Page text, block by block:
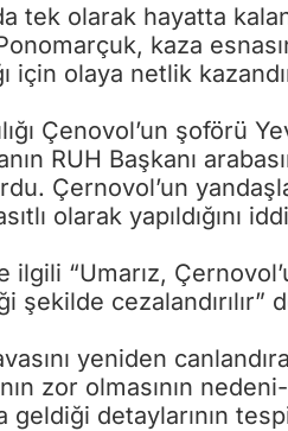
tek olarak hayatta
kaza
için olaya netlik
Çenovol’un şoförü
RUH Başkanı
Çernovol’un
olarak yapıldığını
“Umarız,
şekilde cezalandırılır”
yeniden
zor olmasının
geldiği detaylarının